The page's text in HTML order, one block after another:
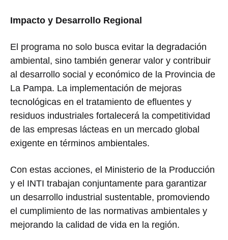
Impacto y Desarrollo Regional
El programa no solo busca evitar la degradación
ambiental, sino también generar valor y contribuir
al desarrollo social y económico de la Provincia de
La Pampa. La implementación de mejoras
tecnológicas en el tratamiento de efluentes y
residuos industriales fortalecerá la competitividad
de las empresas lácteas en un mercado global
exigente en términos ambientales.
Con estas acciones, el Ministerio de la Producción
y el INTI trabajan conjuntamente para garantizar
un desarrollo industrial sustentable, promoviendo
el cumplimiento de las normativas ambientales y
mejorando la calidad de vida en la región.